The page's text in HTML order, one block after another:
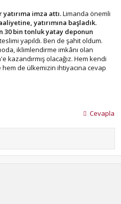
imza attı.Limanda önemli
yatırımına başladık.
30 bin tonluk yatay deponun
yapıldı. Ben de şahit oldum.
iklimlendirme imkânı olan
kazandırmış olacağız. Hem kendi
de ülkemizin ihtiyacına cevap
Cevapla